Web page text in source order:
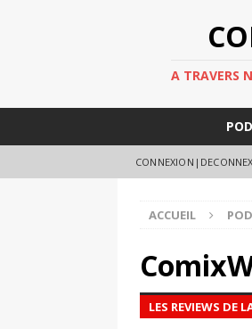
A TRAVERS
ACCUEIL
LES REVIEWS DE